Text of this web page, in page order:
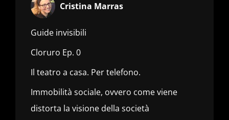
Cristina Marras
Guide invisibili
Cloruro Ep. 0
Il teatro a casa. Per telefono.
Immobilità sociale, ovvero come viene
distorta la visione della società